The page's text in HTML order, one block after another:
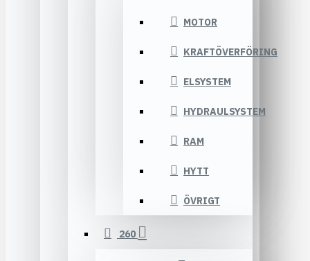
MOTOR
KRAFTÖVERFÖRING
ELSYSTEM
HYDRAULSYSTEM
RAM
HYTT
ÖVRIGT
260